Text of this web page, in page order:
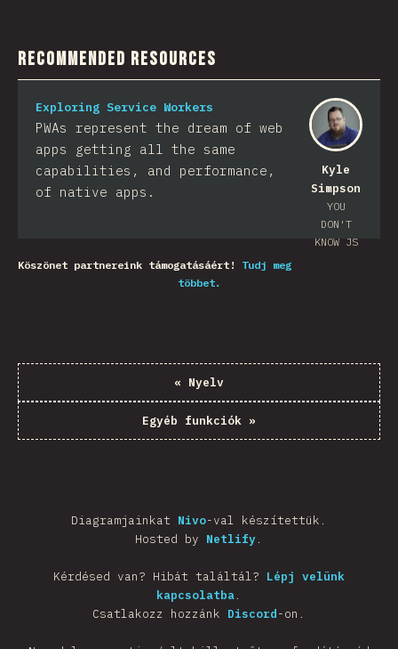
Recommended Resources
Kyle
Simpson
YOU
DON'T
KNOW JS
Exploring Service Workers
PWAs represent the dream of web
apps getting all the same
capabilities, and performance,
of native apps.
Köszönet partnereink támogatásáért!
Tudj meg
többet.
« Nyelv
Egyéb funkciók »
Diagramjainkat Nivo-val készítettük.
Hosted by Netlify.
Kérdésed van? Hibát találtál? Lépj velünk
kapcsolatba.
Csatlakozz hozzánk Discord-on.